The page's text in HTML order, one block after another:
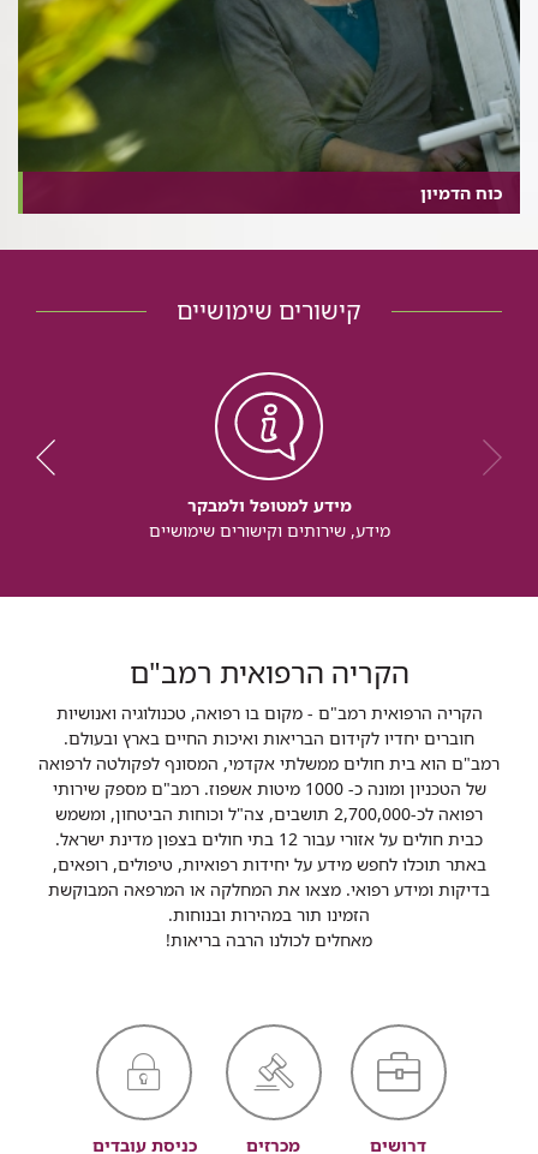
כוח הדמיון
קישורים שימושיים
מידע למטופל ולמבקר
מידע, שירותים וקישורים שימושיים
הקריה הרפואית רמב"ם
הקריה הרפואית רמב"ם - מקום בו רפואה, טכנולוגיה ואנושיות
חוברים יחדיו לקידום הבריאות ואיכות החיים בארץ ובעולם.
רמב"ם הוא בית חולים ממשלתי אקדמי, המסונף לפקולטה לרפואה
של הטכניון ומונה כ- 1000 מיטות אשפוז. רמב"ם מספק שירותי
רפואה לכ-2,700,000 תושבים, צה"ל וכוחות הביטחון, ומשמש
כבית חולים על אזורי עבור 12 בתי חולים בצפון מדינת ישראל.
באתר תוכלו לחפש מידע על יחידות רפואיות, טיפולים, רופאים,
בדיקות ומידע רפואי. מצאו את המחלקה או המרפאה המבוקשת
הזמינו תור במהירות ובנוחות.
מאחלים לכולנו הרבה בריאות!
דרושים מכרזים כניסת עובדים